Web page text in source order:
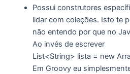
Possui construtores
lidar com coleções. Isto te
não entendo por que no
Ao invés de escrever
List<String> lista = new
Em Groovy eu